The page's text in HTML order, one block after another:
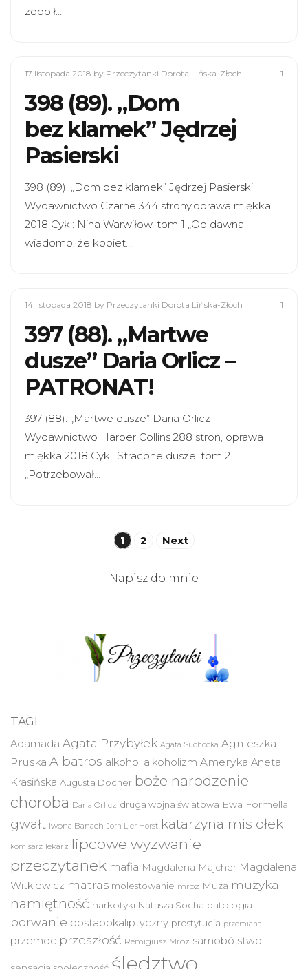
zdobił…
17 listopada 2018 by Przeczytanki Dorota Lińska-Złoch 1
398 (89). „Dom
bez klamek” Jędrzej
Pasierski
398 (89). „Dom bez klamek” Jędrzej Pasierski
Wydawnictwo Czarne 344 strony,oprawa miękka
2018 Cykl: Nina Warwiłow, tom 1 „Od dawna
wiadomo, że kobiet…
14 listopada 2018 by Przeczytanki Dorota Lińska-Złoch 1
397 (88). „Martwe
dusze” Daria Orlicz –
PATRONAT!
397 (88). „Martwe dusze” Daria Orlicz
Wydawnictwo Harper Collins 288 stron, oprawa
miękka 2018 Cykl: Stracone dusze, tom 2
„Potrzebował…
Stronicowanie
1 2 Next
Napisz do mnie
TAGI
Adamada Agata Przybyłek Agata Suchocka Agnieszka
Pruska Albatros alkohol alkoholizm Ameryka Aneta
Krasińska Augusta Docher boże narodzenie
choroba Daria Orlicz druga wojna światowa Ewa Formella
gwałt Iwona Banach Jorn Lier Horst katarzyna misiołek
komisarz lekarz lipcowe wyzwanie
przeczytanek mafia Magdalena Majcher Magdalena
Witkiewicz matras molestowanie mróz Muza muzyka
namiętność narkotyki Natasza Socha patologia
porwanie postapokaliptyczny prostytucja przemiana
przemoc przeszłość Remigiusz Mróz samobójstwo
śledztwo